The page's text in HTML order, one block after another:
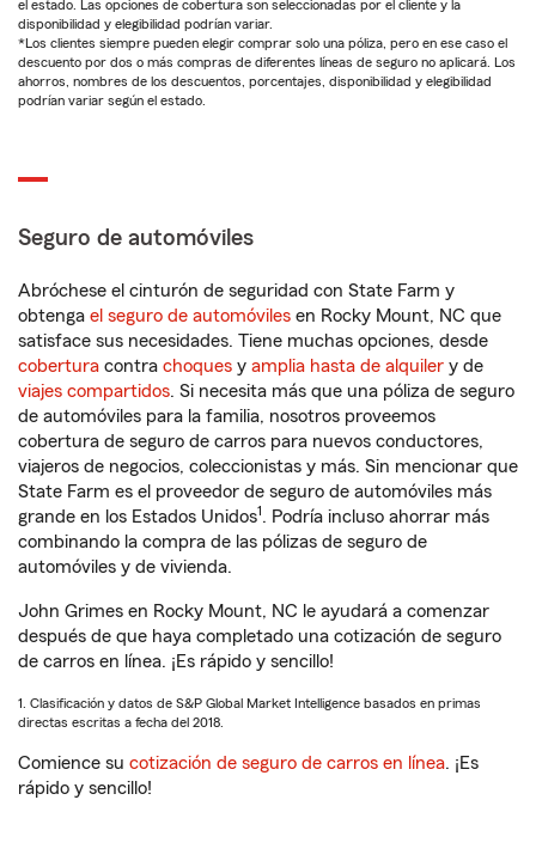
el estado. Las opciones de cobertura son seleccionadas por el cliente y la
disponibilidad y elegibilidad podrían variar.
*Los clientes siempre pueden elegir comprar solo una póliza, pero en ese caso el
descuento por dos o más compras de diferentes líneas de seguro no aplicará. Los
ahorros, nombres de los descuentos, porcentajes, disponibilidad y elegibilidad
podrían variar según el estado.
Seguro de automóviles
Abróchese el cinturón de seguridad con State Farm y
obtenga el seguro de automóviles en Rocky Mount, NC que
satisface sus necesidades. Tiene muchas opciones, desde
cobertura contra choques y amplia hasta de alquiler y de
viajes compartidos. Si necesita más que una póliza de seguro
de automóviles para la familia, nosotros proveemos
cobertura de seguro de carros para nuevos conductores,
viajeros de negocios, coleccionistas y más. Sin mencionar que
State Farm es el proveedor de seguro de automóviles más
grande en los Estados Unidos1 . Podría incluso ahorrar más
combinando la compra de las pólizas de seguro de
automóviles y de vivienda.
John Grimes en Rocky Mount, NC le ayudará a comenzar
después de que haya completado una cotización de seguro
de carros en línea. ¡Es rápido y sencillo!
1. Clasificación y datos de S&P Global Market Intelligence basados en primas
directas escritas a fecha del 2018.
Comience su cotización de seguro de carros en línea. ¡Es
rápido y sencillo!